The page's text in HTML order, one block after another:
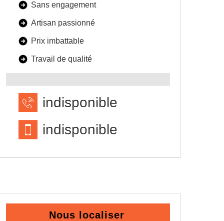
Sans engagement
Artisan passionné
Prix imbattable
Travail de qualité
indisponible
indisponible
Nous localiser